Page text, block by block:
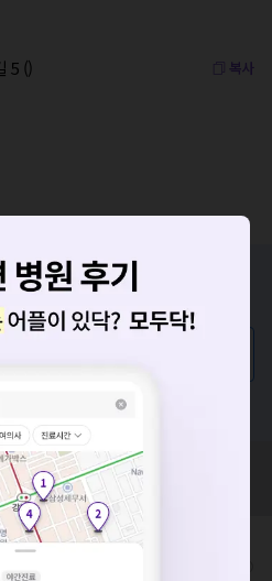
5 () 복사
한 점이 있나요?
접 답해드려요!
에 다양한 게시글 보러가기
나요?
지 못했습니다.
인 오류로, 잠시 후 다시 시도해주
할 경우 모두닥 채널톡으로 문의